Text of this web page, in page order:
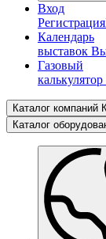
Вход
Регистрация
Календарь
выставок
Газовый
калькулятор
Каталог компаний
Каталог